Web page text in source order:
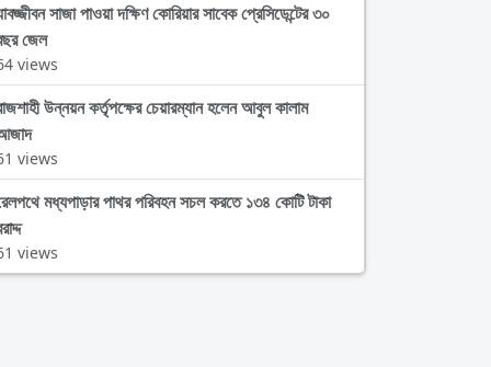
সাজা পাওয়া দক্ষিণ কোরিয়ার সাবেক প্রেসিডেন্টের ৩০
জেল
views
উন্নয়ন কর্তৃপক্ষের চেয়ারম্যান হলেন আবুল কালাম
views
মধ্যপাড়ার পাথর পরিবহন সচল করতে ১৩৪ কোটি টাকা
views